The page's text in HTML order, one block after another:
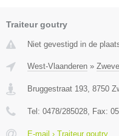
Traiteur goutry
Niet gevestigd in de
West-Vlaanderen »
Bruggestraat 193 8750
Tel: 0478/285028 , Fax:
E-mail › Traiteur goutry